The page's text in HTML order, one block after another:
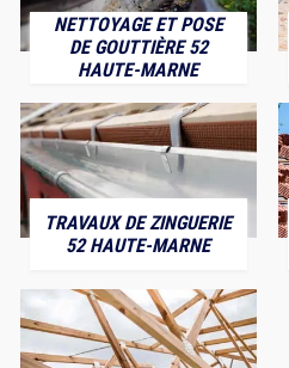
NETTOYAGE ET POSE
DE GOUTTIÈRE 52
HAUTE-MARNE
TRAVAUX DE ZINGUERIE
52 HAUTE-MARNE